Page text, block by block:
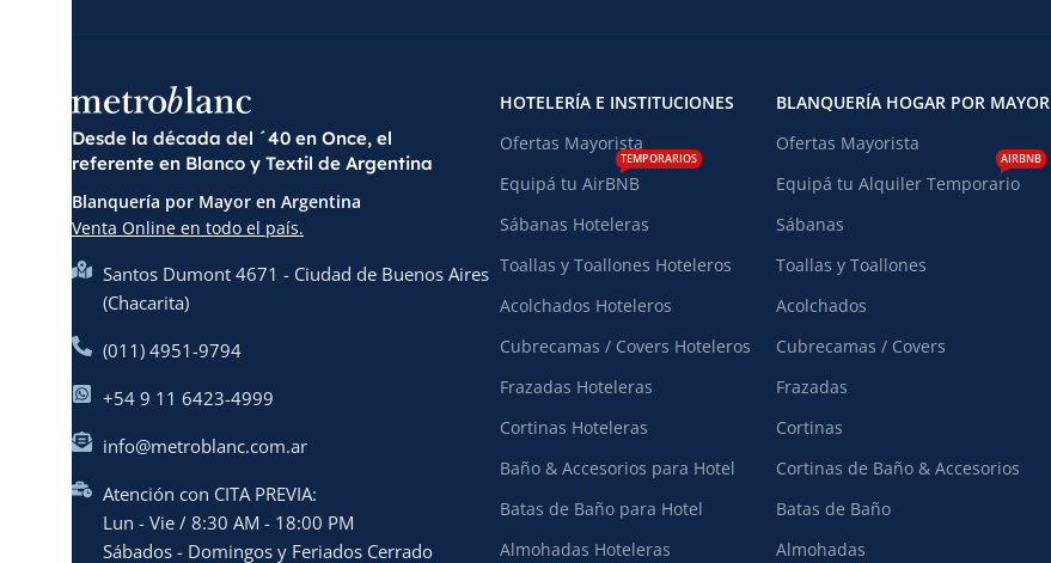
Desde la década del ´40 en Once, el
referente en Blanco y Textil de Argentina
Blanquería por Mayor en Argentina
Venta Online en todo el país.
Santos Dumont 4671 - Ciudad de Buenos Aires
(Chacarita)
(011) 4951-9794
+54 9 11 6423-4999
info@metroblanc.com.ar
Atención con CITA PREVIA:
Lun - Vie / 8:30 AM - 18:00 PM
Sábados - Domingos y Feriados Cerrado
HOTELERÍA E INSTITUCIONES
Ofertas Mayorista
Equipá tu AirBNB
TEMPORARIOS
Sábanas Hoteleras
Toallas y Toallones Hoteleros
Acolchados Hoteleros
Cubrecamas / Covers Hoteleros
Frazadas Hoteleras
Cortinas Hoteleras
Baño & Accesorios para Hotel
Batas de Baño para Hotel
Almohadas Hoteleras
BLANQUERÍA HOGAR POR MAYOR
Ofertas Mayorista
Equipá tu Alquiler Temporario
AIRBNB
Sábanas
Toallas y Toallones
Acolchados
Cubrecamas / Covers
Frazadas
Cortinas
Cortinas de Baño & Accesorios
Batas de Baño
Almohadas